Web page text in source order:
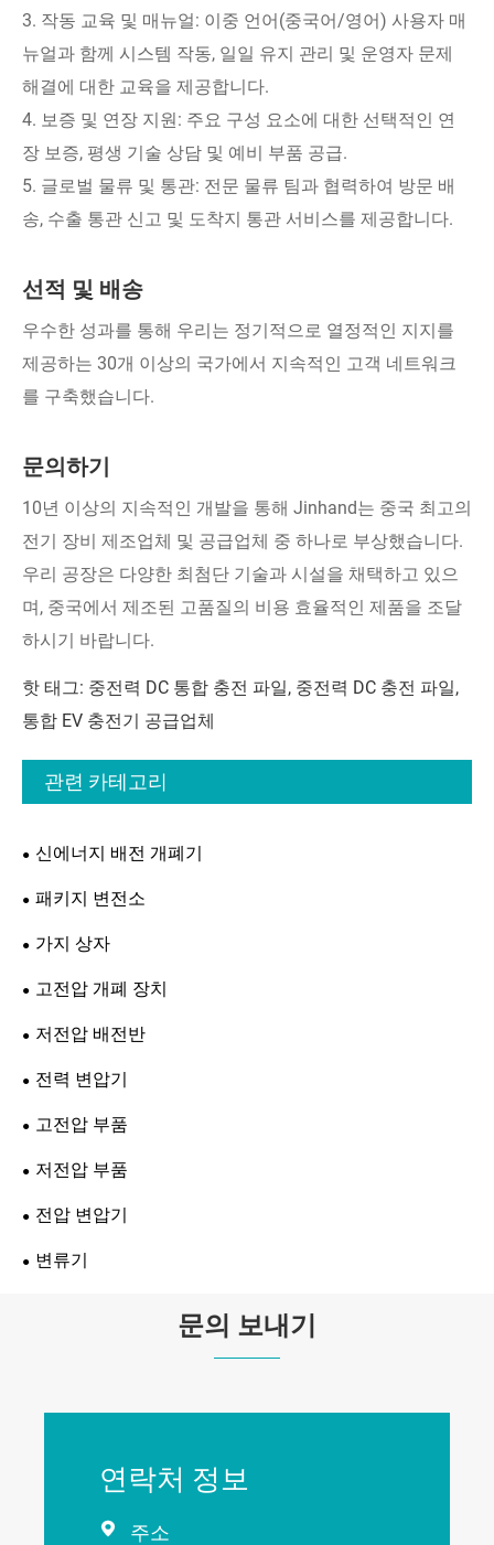
3. 작동 교육 및 매뉴얼: 이중 언어(중국어/영어) 사용자 매
뉴얼과 함께 시스템 작동, 일일 유지 관리 및 운영자 문제
해결에 대한 교육을 제공합니다.
4. 보증 및 연장 지원: 주요 구성 요소에 대한 선택적인 연
장 보증, 평생 기술 상담 및 예비 부품 공급.
5. 글로벌 물류 및 통관: 전문 물류 팀과 협력하여 방문 배
송, 수출 통관 신고 및 도착지 통관 서비스를 제공합니다.
선적 및 배송
우수한 성과를 통해 우리는 정기적으로 열정적인 지지를
제공하는 30개 이상의 국가에서 지속적인 고객 네트워크
를 구축했습니다.
문의하기
10년 이상의 지속적인 개발을 통해 Jinhand는 중국 최고의
전기 장비 제조업체 및 공급업체 중 하나로 부상했습니다.
우리 공장은 다양한 최첨단 기술과 시설을 채택하고 있으
며, 중국에서 제조된 고품질의 비용 효율적인 제품을 조달
하시기 바랍니다.
핫 태그: 중전력 DC 통합 충전 파일, 중전력 DC 충전 파일,
통합 EV 충전기 공급업체
관련 카테고리
신에너지 배전 개폐기
패키지 변전소
가지 상자
고전압 개폐 장치
저전압 배전반
전력 변압기
고전압 부품
저전압 부품
전압 변압기
변류기
문의 보내기
연락처 정보
 주소